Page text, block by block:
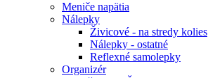
Meniče napätia
Nálepky
Živicové - na stredy kolies
Nálepky - ostatné
Reflexné samolepky
Organizér